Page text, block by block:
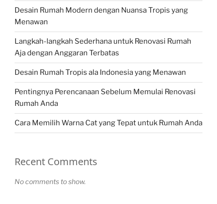
Desain Rumah Modern dengan Nuansa Tropis yang
Menawan
Langkah-langkah Sederhana untuk Renovasi Rumah
Aja dengan Anggaran Terbatas
Desain Rumah Tropis ala Indonesia yang Menawan
Pentingnya Perencanaan Sebelum Memulai Renovasi
Rumah Anda
Cara Memilih Warna Cat yang Tepat untuk Rumah Anda
Recent Comments
No comments to show.